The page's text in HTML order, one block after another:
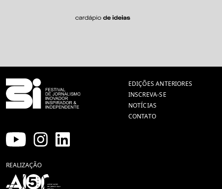
REALIZAÇÃO
EDIÇÕES ANTERIORES
INSCREVA-SE
NOTÍCIAS
CONTATO